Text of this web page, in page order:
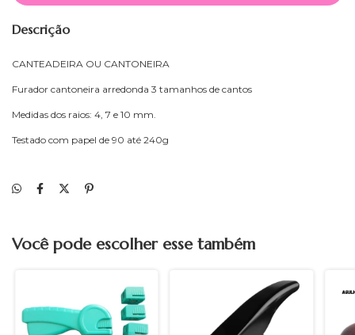
Descrição
CANTEADEIRA OU CANTONEIRA
Furador cantoneira arredonda 3 tamanhos de cantos
Medidas dos raios: 4, 7 e 10 mm.
Testado com papel de 90 até 240g
Você pode escolher esse também